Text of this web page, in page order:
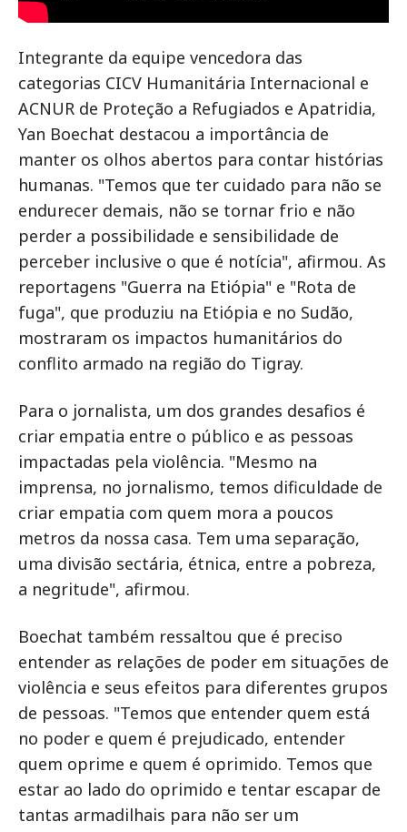
Integrante da equipe vencedora das
categorias CICV Humanitária Internacional e
ACNUR de Proteção a Refugiados e Apatridia,
Yan Boechat destacou a importância de
manter os olhos abertos para contar histórias
humanas. "Temos que ter cuidado para não se
endurecer demais, não se tornar frio e não
perder a possibilidade e sensibilidade de
perceber inclusive o que é notícia", afirmou. As
reportagens "Guerra na Etiópia" e "Rota de
fuga", que produziu na Etiópia e no Sudão,
mostraram os impactos humanitários do
conflito armado na região do Tigray.
Para o jornalista, um dos grandes desafios é
criar empatia entre o público e as pessoas
impactadas pela violência. "Mesmo na
imprensa, no jornalismo, temos dificuldade de
criar empatia com quem mora a poucos
metros da nossa casa. Tem uma separação,
uma divisão sectária, étnica, entre a pobreza,
a negritude", afirmou.
Boechat também ressaltou que é preciso
entender as relações de poder em situações de
violência e seus efeitos para diferentes grupos
de pessoas. "Temos que entender quem está
no poder e quem é prejudicado, entender
quem oprime e quem é oprimido. Temos que
estar ao lado do oprimido e tentar escapar de
tantas armadilhais para não ser um